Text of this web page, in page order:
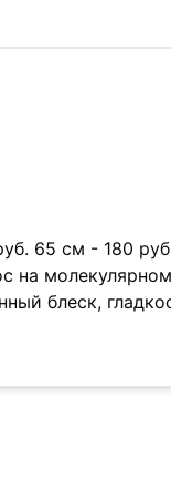
65 см - 180
на
блеск,